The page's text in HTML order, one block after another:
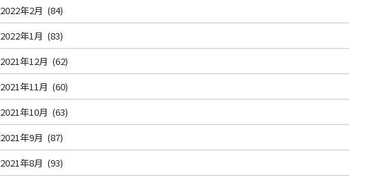
2022年2月 (84)
2022年1月 (83)
2021年12月 (62)
2021年11月 (60)
2021年10月 (63)
2021年9月 (87)
2021年8月 (93)